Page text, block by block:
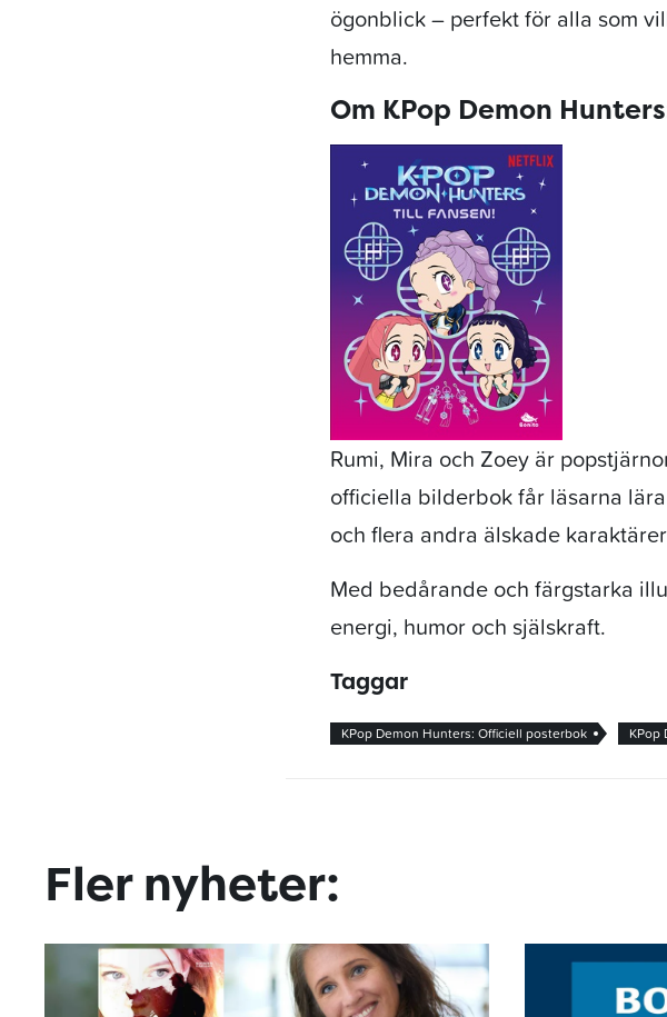
ögonblick – perfekt för alla som
hemma.
Om KPop Demon
Rumi, Mira och Zoey är
officiella bilderbok får läsarna
och flera andra älskade
Med bedårande och färgstarka
energi, humor och själskraft.
Taggar
KPop Demon Hunters: Officiell posterbok KPop
Fler nyheter: